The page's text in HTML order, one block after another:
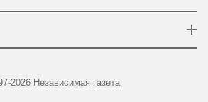
2026 Независимая газета